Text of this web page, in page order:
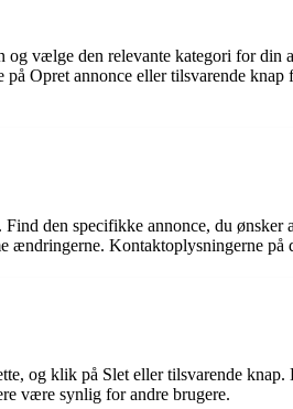
og vælge den relevante kategori for din
Opret annonce eller tilsvarende knap
den specifikke annonce, du ønsker
ændringerne. Kontaktoplysningerne
og klik på Slet eller tilsvarende
være synlig for andre brugere.